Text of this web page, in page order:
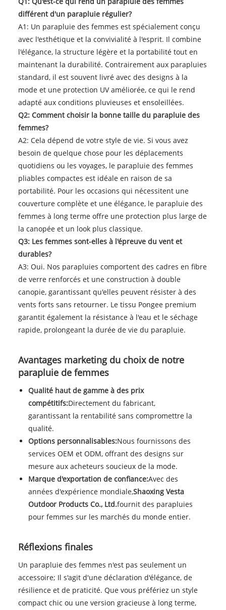
différent d'un parapluie régulier?
A1: Un parapluie des femmes est spécialement conçu
avec l'esthétique et la convivialité à l'esprit. Il combine
l'élégance, la structure légère et la portabilité tout en
maintenant la durabilité. Contrairement aux parapluies
standard, il est souvent livré avec des designs à la
mode et une protection UV améliorée, ce qui le rend
adapté aux conditions pluvieuses et ensoleillées.
Q2: Comment choisir la bonne taille du parapluie des
femmes?
A2: Cela dépend de votre style de vie. Si vous avez
besoin de quelque chose pour les déplacements
quotidiens ou les voyages, le parapluie des femmes
pliables compactes est idéale en raison de sa
portabilité. Pour les occasions qui nécessitent une
couverture complète et une élégance, le parapluie des
femmes à long terme offre une protection plus large de
la canopée et un look plus classique.
Q3: Les femmes sont-elles à l'épreuve du vent et
durables?
A3: Oui. Nos parapluies comportent des cadres en fibre
de verre renforcés et une construction à double
canopie, garantissant qu'elles peuvent résister à des
vents forts sans retourner. Le tissu Pongee premium
garantit également la résistance à l'eau et le séchage
rapide, prolongeant la durée de vie du parapluie.
Avantages marketing du choix de notre
parapluie de femmes
Qualité haut de gamme à des prix
compétitifs:Directement du fabricant,
garantissant la rentabilité sans compromettre la
qualité.
Options personnalisables:Nous fournissons des
services OEM et ODM, offrant des designs sur
mesure aux acheteurs soucieux de la mode.
Marque d'exportation de confiance:Avec des
années d'expérience mondiale,Shaoxing Vesta
Outdoor Products Co., Ltd.fournit des parapluies
pour femmes sur les marchés du monde entier.
Réflexions finales
Un parapluie des femmes n'est pas seulement un
accessoire; Il s'agit d'une déclaration d'élégance, de
résilience et de praticité. Que vous préfériez un style
compact chic ou une version gracieuse à long terme,